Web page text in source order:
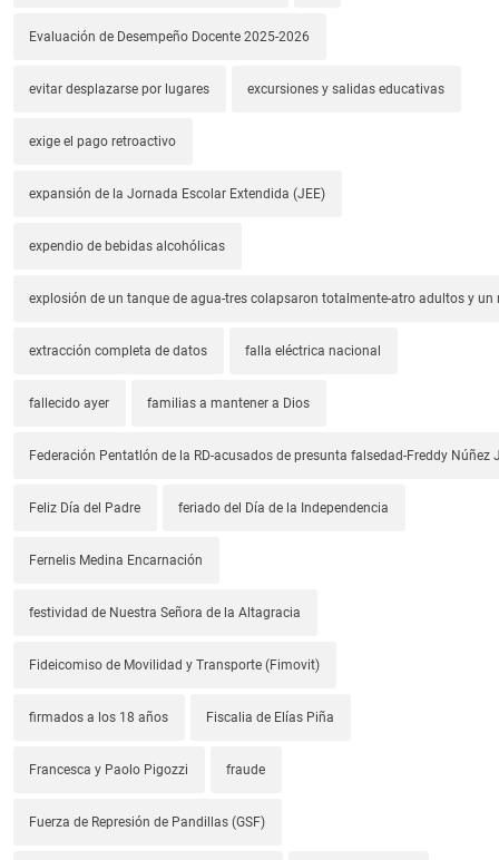
Evaluación de Desempeño Docente 2025-2026
evitar desplazarse por lugares excursiones y salidas educativas
exige el pago retroactivo
expansión de la Jornada Escolar Extendida (JEE)
expendio de bebidas alcohólicas
explosión de un tanque de agua-tres colapsaron totalmente-atro adultos y un
extracción completa de datos falla eléctrica nacional
fallecido ayer familias a mantener a Dios
Federación Pentatlón de la RD-acusados de presunta falsedad-Freddy Núñez
Feliz Día del Padre feriado del Día de la Independencia
Fernelis Medina Encarnación
festividad de Nuestra Señora de la Altagracia
Fideicomiso de Movilidad y Transporte (Fimovit)
firmados a los 18 años Fiscalia de Elías Piña
Francesca y Paolo Pigozzi fraude
Fuerza de Represión de Pandillas (GSF)